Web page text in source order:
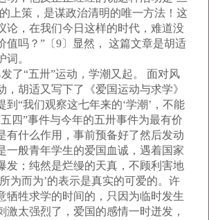
上策，是谋政治清明的唯一方法！这
论，在我们今日这样的时代，难道没
值吗？”〔9〕显然， 这篇文章是胡适
词。
“五卅”运动，学潮又起。 面对风
，胡适又写下了《爱国运动与求学》
到“我们观察这七年来的‘学潮’，不能
四”事件与今年的五卅事件为最有价
有什么作用，事前预备好了然后发动
一般青年学生的爱国血诚，遇着国家
发；纯然是烂缦的天真，不顾利害地
为而为’的表示是真实的可爱的。许
牺牲求学的时间的，只因为临时发生
激太强烈了，爱国的感情一时迸发，